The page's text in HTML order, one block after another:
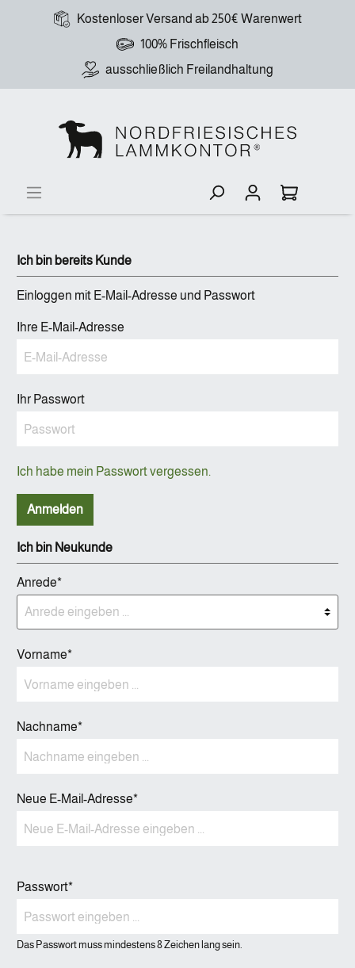
Kostenloser Versand ab 250€ Warenwert
100% Frischfleisch
ausschließlich Freilandhaltung
Ich bin bereits Kunde
Einloggen mit E-Mail-Adresse und Passwort
Ihre E-Mail-Adresse
Ihr Passwort
Ich habe mein Passwort vergessen.
Anmelden
Ich bin Neukunde
Anrede*
Vorname*
Nachname*
Neue E-Mail-Adresse*
Passwort*
Das Passwort muss mindestens 8 Zeichen lang sein.